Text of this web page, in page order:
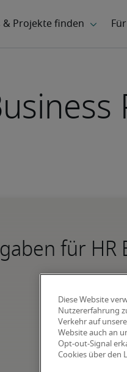
für
Diese Website
Nutzererfahrung
Verkehr auf
Website auch an
Opt-out-Signal
Cookies über den